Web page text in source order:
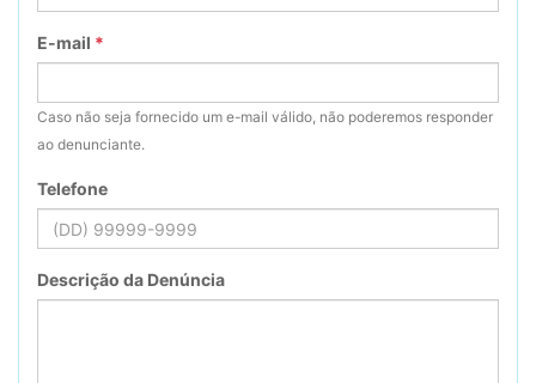
E-mail *
Caso não seja fornecido um e-mail válido, não poderemos responder
ao denunciante.
Telefone
Descrição da Denúncia